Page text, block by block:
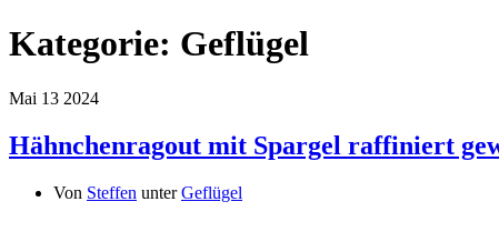
Kategorie: Geflügel
Mai 13 2024
Hähnchenragout mit Spargel raffiniert
Von Steffen unterGeflügel